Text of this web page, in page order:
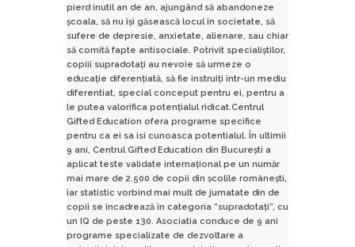
pierd inutil an de an, ajungând să abandoneze
şcoala, să nu îşi găsească locul în societate, să
sufere de depresie, anxietate, alienare, sau chiar
să comită fapte antisociale. Potrivit specialiştilor,
copiii supradotaţi au nevoie să urmeze o
educaţie diferenţiată, să fie instruiţi într-un mediu
diferentiat, special conceput pentru ei, pentru a
le putea valorifica potenţialul ridicat.Centrul
Gifted Education ofera programe specifice
pentru ca ei sa isi cunoasca potentialul. În ultimii
9 ani, Centrul Gifted Education din Bucureşti a
aplicat teste validate internaţional pe un număr
mai mare de 2.500 de copii din şcolile româneşti,
iar statistic vorbind mai mult de jumatate din de
copii se încadrează în categoria “supradotaţi”, cu
un IQ de peste 130. Asociatia conduce de 9 ani
programe specializate de dezvoltare a